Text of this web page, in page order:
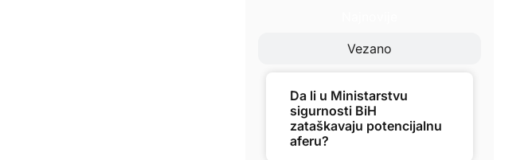
Vezano
Da li u Ministarstvu
sigurnosti BiH
zataškavaju potencijalnu
aferu?